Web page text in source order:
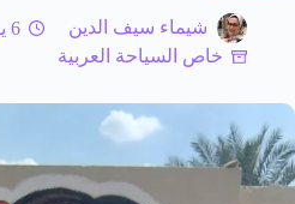
شيماء سيف الدين
6 يوليو 2026
خاص السياحة العربية